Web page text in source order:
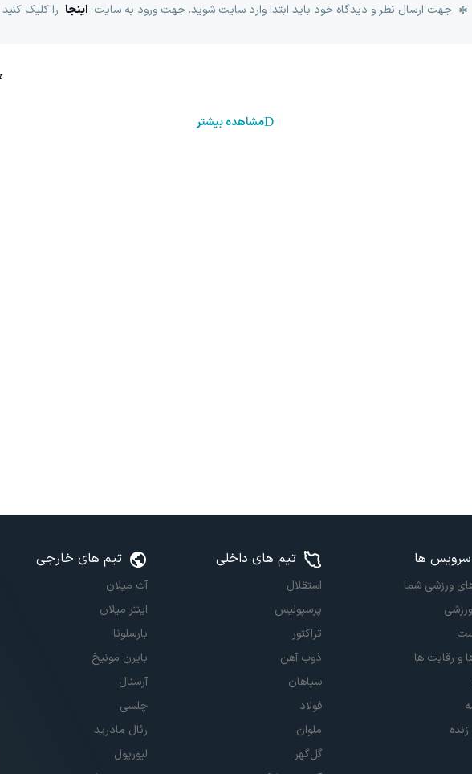
جهت ارسال نظر و دیدگاه خود باید ابتدا وارد سایت شوید. جهت ورود به سایت اینجا را کلیک کنید
مشاهده بیشتر
سرویس ها
ورزشی شما
و رقابت ها
تیم های داخلی
استقلال
پرسپولیس
تراکتور
ذوب آهن
سپاهان
فولاد
ملوان
گل‌گهر
تیم های خارجی
آث میلان
اینتر میلان
بارسلونا
بایرن مونیخ
آرسنال
چلسی
رئال مادرید
لیورپول